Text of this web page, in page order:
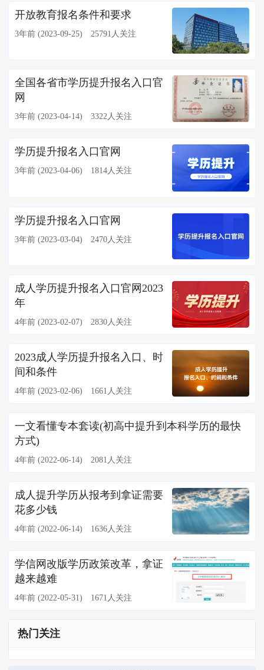
开放教育报名条件和要求
3年前 (2023-09-25) 25791人关注
全国各省市学历提升报名入口官
网
3年前 (2023-04-14) 3322人关注
学历提升报名入口官网
3年前 (2023-04-06) 1814人关注
学历提升报名入口官网
3年前 (2023-03-04) 2470人关注
成人学历提升报名入口官网2023
年
4年前 (2023-02-07) 2830人关注
2023成人学历提升报名入口、时
间和条件
4年前 (2023-02-06) 1661人关注
一文看懂专本套读(初高中提升到本科学历的最快
方式)
4年前 (2022-06-14) 2081人关注
成人提升学历从报考到拿证需要
花多少钱
4年前 (2022-06-14) 1636人关注
学信网改版学历政策改革，拿证
越来越难
4年前 (2022-05-31) 1671人关注
热门关注